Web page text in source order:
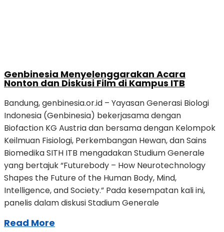
Genbinesia Menyelenggarakan Acara
Nonton dan Diskusi Film di Kampus ITB
Bandung, genbinesia.or.id – Yayasan Generasi Biologi
Indonesia (Genbinesia) bekerjasama dengan
Biofaction KG Austria dan bersama dengan Kelompok
Keilmuan Fisiologi, Perkembangan Hewan, dan Sains
Biomedika SITH ITB mengadakan Studium Generale
yang bertajuk “Futurebody – How Neurotechnology
Shapes the Future of the Human Body, Mind,
Intelligence, and Society.” Pada kesempatan kali ini,
panelis dalam diskusi Stadium Generale
Read More